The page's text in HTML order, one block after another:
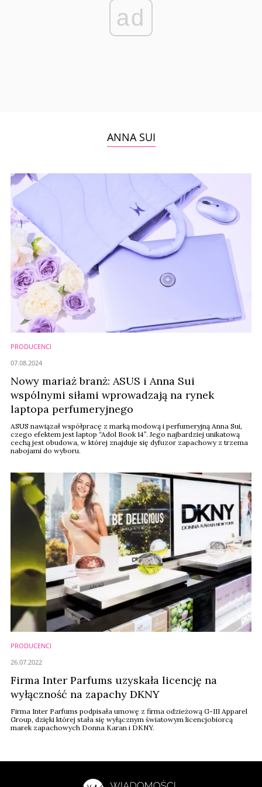
ad
ANNA SUI
PRODUCENCI
Nowy mariaż branż: ASUS i Anna Sui
wspólnymi siłami wprowadzają na rynek
laptopa perfumeryjnego
ASUS nawiązał współpracę z marką modową i perfumeryjną Anna Sui,
czego efektem jest laptop “Adol Book 14”. Jego najbardziej unikatową
cechą jest obudowa, w której znajduje się dyfuzor zapachowy z trzema
nabojami do wyboru.
07.08.2024
PRODUCENCI
Firma Inter Parfums uzyskała licencję na
wyłączność na zapachy DKNY
Firma Inter Parfums podpisała umowę z firma odzieżową G-III Apparel
Group, dzięki której stała się wyłącznym światowym licencjobiorcą
marek zapachowych Donna Karan i DKNY.
26.07.2022